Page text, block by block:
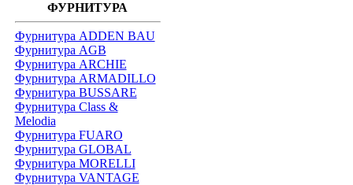
ФУРНИТУРА
Фурнитура ADDEN BAU
Фурнитура AGB
Фурнитура ARCHIE
Фурнитура ARMADILLO
Фурнитура BUSSARE
Фурнитура Class &
Melodia
Фурнитура FUARO
Фурнитура GLOBAL
Фурнитура MORELLI
Фурнитура VANTAGE